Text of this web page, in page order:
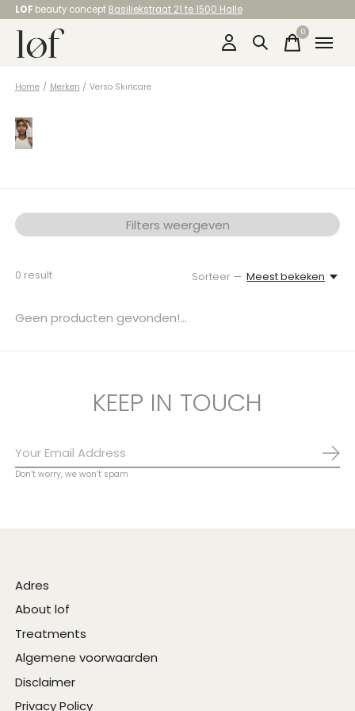
LOF beauty concept Basiliekstraat 21 te 1500 Halle
0items
Home / Merken / Verso Skincare
VERSO SKINCARE
Filters weergeven
0 result Sorteer — Meest bekeken
Geen producten gevonden!...
KEEP IN TOUCH
Don’t worry, we won’t spam
Adres
About lof
Treatments
Algemene voorwaarden
Disclaimer
Privacy Policy